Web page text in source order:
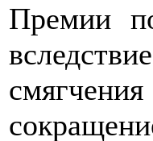
Премии